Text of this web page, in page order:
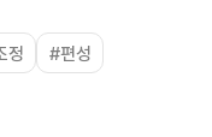
정 #편성